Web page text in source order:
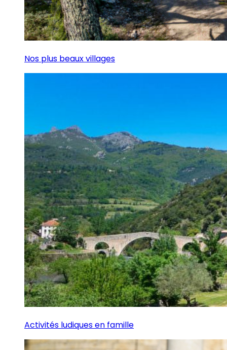
Nos plus beaux villages
Activités ludiques en famille